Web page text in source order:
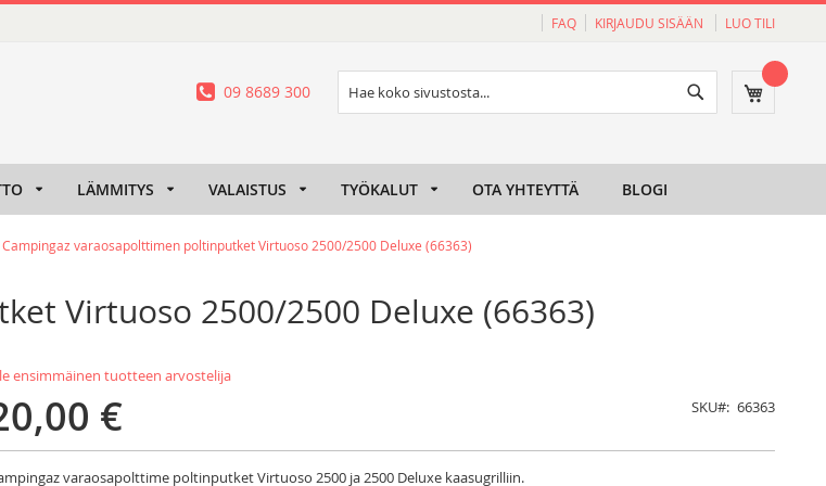
FAQ KIRJAUDU SISÄÄN LUO TILI
Ostoskori
Haku
09 8689 300
LÄMMITYS VALAISTUS TYÖKALUT OTA YHTEYTTÄ BLOGI
Campingaz varaosapolttimen poltinputket Virtuoso 2500/2500 Deluxe (66363)
Virtuoso 2500/2500 Deluxe (66363)
ensimmäinen tuotteen arvostelija
€ SKU 66363
varaosapolttime poltinputket Virtuoso 2500 ja 2500 Deluxe kaasugrilliin.